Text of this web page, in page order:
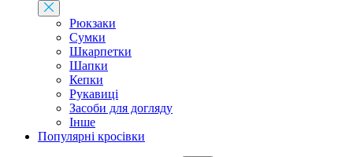
Рюкзаки
Сумки
Шкарпетки
Шапки
Кепки
Рукавиці
Засоби для догляду
Інше
Популярні кросівки